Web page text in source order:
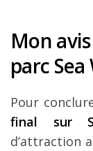
Mon
parc
Pour
final sur
d’attraction